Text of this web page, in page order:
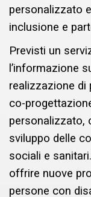
personalizzato
inclusione e
Previsti un
l’informazione
realizzazione di
co-
personalizzato,
sviluppo delle
sociali e
offrire nuove
persone con